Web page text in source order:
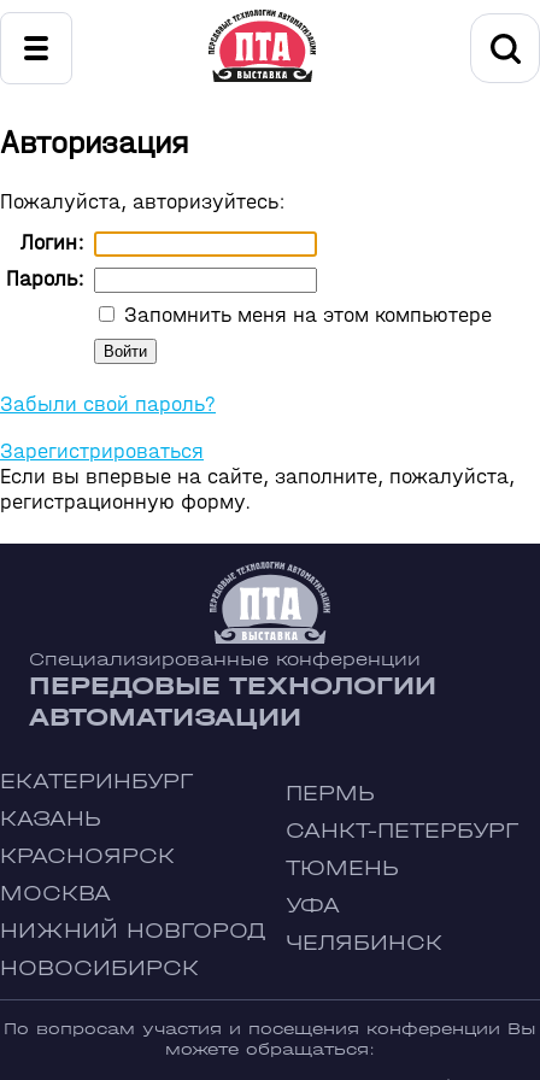
Авторизация
Пожалуйста, авторизуйтесь:
Логин:
Пароль:
Запомнить меня на этом компьютере
Забыли свой пароль?
Зарегистрироваться
Если вы впервые на сайте, заполните, пожалуйста,
регистрационную форму.
Специализированные конференции
ПЕРЕДОВЫЕ ТЕХНОЛОГИИ
АВТОМАТИЗАЦИИ
ЕКАТЕРИНБУРГ
КАЗАНЬ
КРАСНОЯРСК
МОСКВА
НИЖНИЙ НОВГОРОД
НОВОСИБИРСК
ПЕРМЬ
САНКТ-ПЕТЕРБУРГ
ТЮМЕНЬ
УФА
ЧЕЛЯБИНСК
По вопросам участия и посещения конференции Вы
можете обращаться: